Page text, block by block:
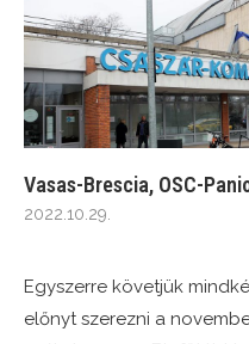
Vasas-Brescia, OSC-
2022.10.29.
Egyszerre követjük
előnyt szerezni a